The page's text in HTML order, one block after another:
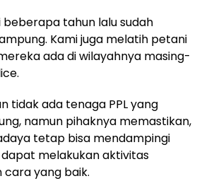
beberapa tahun lalu sudah
Kami juga melatih petani
ada di wilayahnya masing-
tidak ada tenaga PPL yang
namun pihaknya memastikan,
tetap bisa mendampingi
melakukan aktivitas
yang baik.